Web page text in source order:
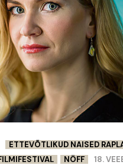
ETTEVÕTLIKUD NAISED
NÖFF 18.